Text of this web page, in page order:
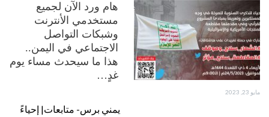
هام ورد الآن لجميع
مستخدمي الأنترنت
وشبكات التواصل
الاجتماعي في اليمن..
هذا ما سيحدث مساء يوم
غدٍ…
مايو 23, 2023
يمني برس- متابعات| إحياءً